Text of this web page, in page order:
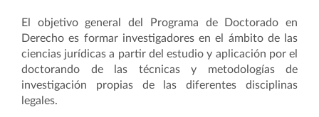
El objetivo general del Programa de Doctorado en
Derecho es formar investigadores en el ámbito de las
ciencias jurídicas a partir del estudio y aplicación por el
doctorando de las técnicas y metodologías de
investigación propias de las diferentes disciplinas
legales.